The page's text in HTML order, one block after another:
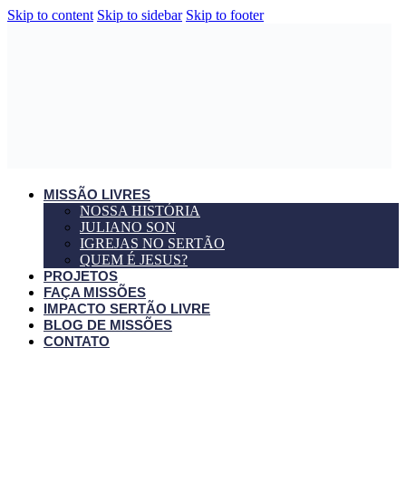
Skip to content Skip to sidebar Skip to footer
MISSÃO LIVRES
NOSSA HISTÓRIA
JULIANO SON
IGREJAS NO SERTÃO
QUEM É JESUS?
PROJETOS
FAÇA MISSÕES
IMPACTO SERTÃO LIVRE
BLOG DE MISSÕES
CONTATO